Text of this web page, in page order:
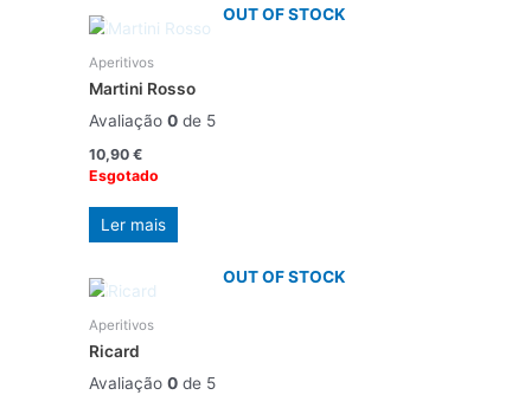
OUT OF STOCK
Aperitivos
Martini Rosso
Avaliação 0de 5
10,90 €
Esgotado
Ler mais
OUT OF STOCK
Aperitivos
Ricard
Avaliação 0de 5